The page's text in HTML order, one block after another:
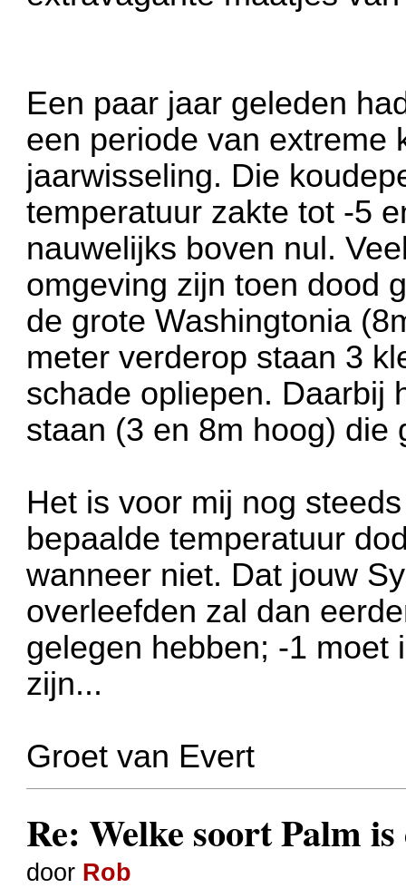
Een paar jaar geleden
een periode van extreme
jaarwisseling. Die
temperatuur zakte tot -5
nauwelijks boven nul.
omgeving zijn toen dood
de grote Washingtonia
meter verderop staan 3
schade opliepen. Daarbij
staan (3 en 8m hoog) die
Het is voor mij nog
bepaalde temperatuur
wanneer niet. Dat jouw
overleefden zal dan
gelegen hebben; -1 moet
zijn...
Groet van Evert
Re: Welke soort Palm
door Rob